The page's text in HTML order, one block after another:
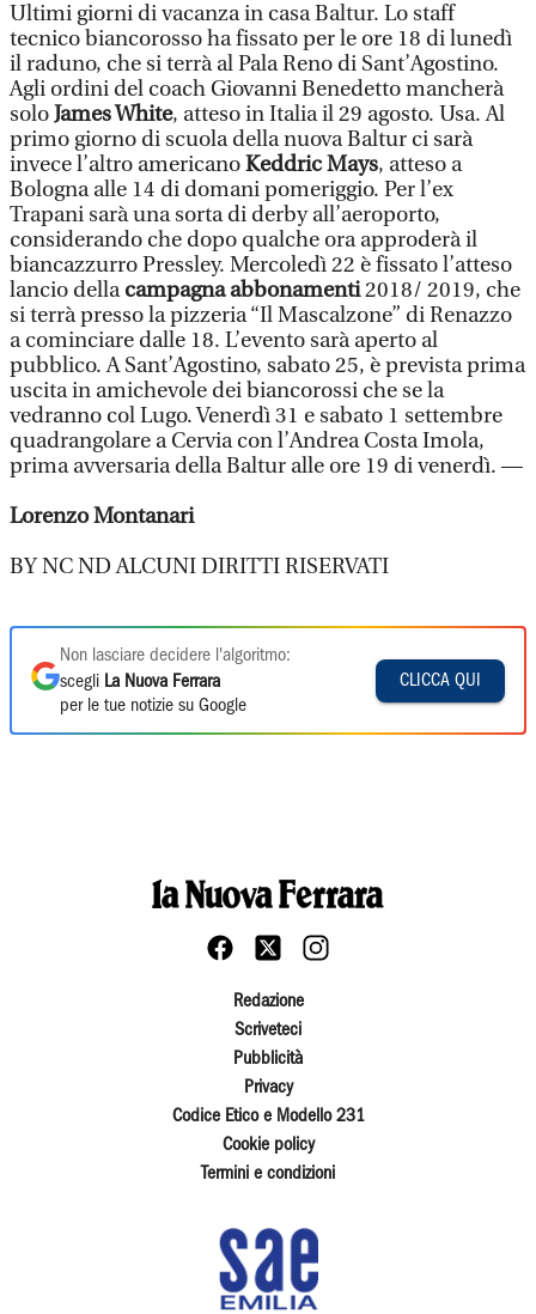
Ultimi giorni di vacanza in casa Baltur. Lo staff
tecnico biancorosso ha fissato per le ore 18 di lunedì
il raduno, che si terrà al Pala Reno di Sant’Agostino.
Agli ordini del coach Giovanni Benedetto mancherà
soloJames White, atteso in Italia il 29 agosto. Usa. Al
primo giorno di scuola della nuova Baltur ci sarà
invece l’altro americanoKeddric Mays, atteso a
Bologna alle 14 di domani pomeriggio. Per l’ex
Trapani sarà una sorta di derby all’aeroporto,
considerando che dopo qualche ora approderà il
biancazzurro Pressley. Mercoledì 22 è fissato l’atteso
lancio dellacampagna abbonamenti2018/ 2019, che
si terrà presso la pizzeria “Il Mascalzone” di Renazzo
a cominciare dalle 18. L’evento sarà aperto al
pubblico. A Sant’Agostino, sabato 25, è prevista prima
uscita in amichevole dei biancorossi che se la
vedranno col Lugo. Venerdì 31 e sabato 1 settembre
quadrangolare a Cervia con l’Andrea Costa Imola,
prima avversaria della Baltur alle ore 19 di venerdì. —
Lorenzo Montanari
BY NC ND ALCUNI DIRITTI RISERVATI
Non lasciare decidere l'algoritmo:
scegli La Nuova Ferrara
per le tue notizie su Google
CLICCA QUI
Redazione
Scriveteci
Pubblicità
Privacy
Codice Etico e Modello 231
Cookie policy
Termini e condizioni